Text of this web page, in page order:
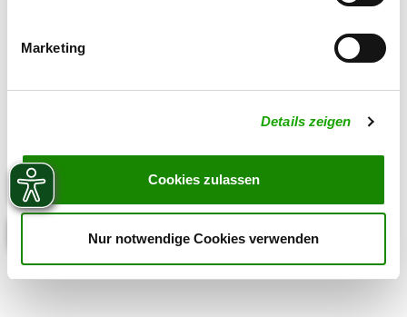
Marketing
Details zeigen
Cookies zulassen
Nur notwendige Cookies verwenden